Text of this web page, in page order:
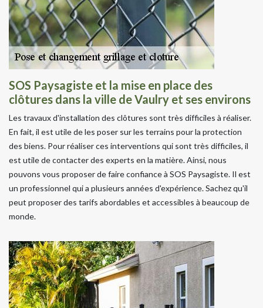
SOS Paysagiste et la mise en place des
clôtures dans la ville de Vaulry et ses environs
Les travaux d'installation des clôtures sont très difficiles à réaliser.
En fait, il est utile de les poser sur les terrains pour la protection
des biens. Pour réaliser ces interventions qui sont très difficiles, il
est utile de contacter des experts en la matière. Ainsi, nous
pouvons vous proposer de faire confiance à SOS Paysagiste. Il est
un professionnel qui a plusieurs années d'expérience. Sachez qu'il
peut proposer des tarifs abordables et accessibles à beaucoup de
monde.